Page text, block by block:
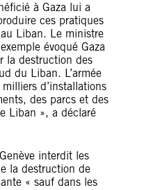
à Gaza lui a
ces pratiques
Liban. Le ministre
évoqué Gaza
la destruction des
du Liban. L’armée
d’installations
des parcs et des
Liban », a déclaré
interdit les
la destruction de
« sauf dans les